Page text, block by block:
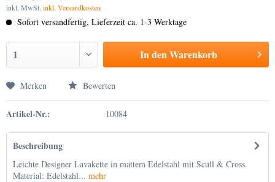
inkl. MwSt. inkl. Versandkosten
Sofort versandfertig, Lieferzeit ca. 1-3 Werktage
In denWarenkorb
Merken Bewerten
Artikel-Nr.: 10084
Beschreibung
Leichte Designer Lavakette in mattem Edelstahl mit Scull & Cross.
Material: Edelstahl... mehr